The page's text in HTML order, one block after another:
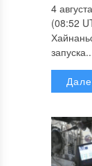
4
(08:52